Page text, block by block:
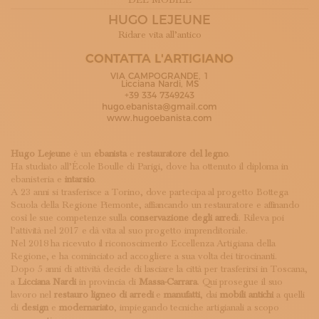
ISCRIVITI ALLA NEWSLETTER
TUTTI I CONTENUTI
HUGO LEJEUNE
Ridare vita all’antico
CONTATTA L'ARTIGIANO
VIA CAMPOGRANDE, 1
Licciana Nardi, MS
+39 334 7349243
hugo.ebanista@gmail.com
www.hugoebanista.com
Hugo Lejeune è un ebanistaerestauratore del legno.
Ha studiato all’École Boulle di Parigi, dove ha ottenuto il diploma in
ebanisteria eintarsio.
A 23 anni si trasferisce a Torino, dove partecipa al progetto Bottega
Scuola della Regione Piemonte, affiancando un restauratore e affinando
così le sue competenze sulla conservazione degli arredi. Rileva poi
l’attività nel 2017 e dà vita al suo progetto imprenditoriale.
Nel 2018 ha ricevuto il riconoscimento Eccellenza Artigiana della
Regione, e ha cominciato ad accogliere a sua volta dei tirocinanti.
Dopo 5 anni di attività decide di lasciare la città per trasferirsi in Toscana,
a Licciana Nardiin provincia di Massa-Carrara. Qui prosegue il suo
lavoro nelrestauro ligneo di arrediemanufatti, daimobili antichi a quelli
di design emodernariato, impiegando tecniche artigianali a scopo